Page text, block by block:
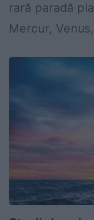
rară paradă
Mercur,